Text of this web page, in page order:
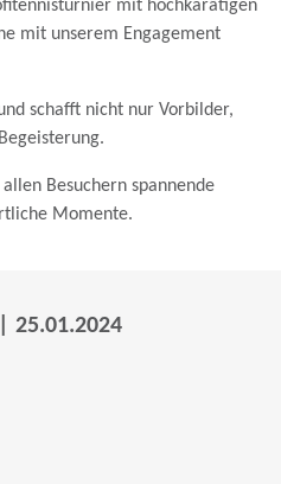
mit hochkarätigen
mit unserem Engagement
schafft nicht nur Vorbilder,
Besuchern spannende
Momente.
25.01.2024